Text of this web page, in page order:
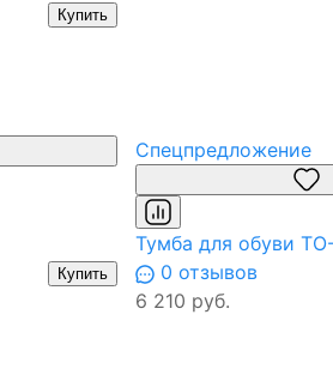
Купить
Купить
Спецпредложение
Тумба для обуви
0 отзывов
6 210 руб.